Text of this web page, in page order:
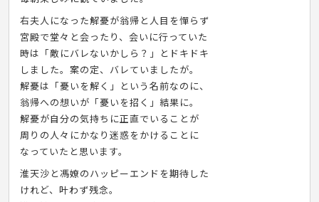
右夫人になった解憂が翁帰と人目を憚らず
宮殿で堂々と会ったり、会いに行っていた
時は「敵にバレないかしら？」とドキドキ
しました。案の定、バレていましたが。
解憂は「憂いを解く」という名前なのに、
翁帰への想いが「憂いを招く」結果に。
解憂が自分の気持ちに正直でいることが
周りの人々にかなり迷惑をかけることに
なっていたと思います。
淮天沙と馮嫽のハッピーエンドを期待した
けれど、叶わず残念。